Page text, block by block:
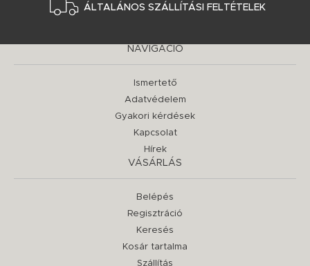
ÁLTALÁNOS SZÁLLÍTÁSI FELTÉTELEK
NAVIGÁCIÓ
Ismertető
Adatvédelem
Gyakori kérdések
Kapcsolat
Hírek
VÁSÁRLÁS
Belépés
Regisztráció
Keresés
Kosár tartalma
Szállítás